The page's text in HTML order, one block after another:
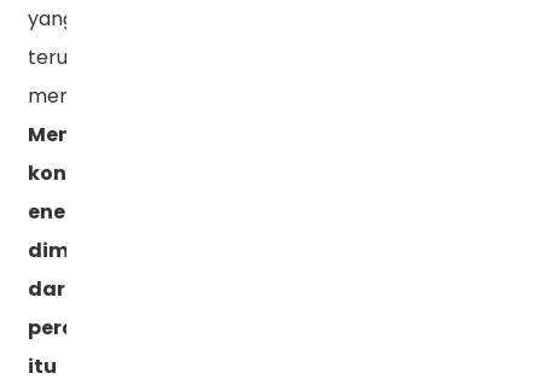
yang
terus
meningkat.
Mengurangi
konsumsi
energi
dimulai
dari
peralatan
itu